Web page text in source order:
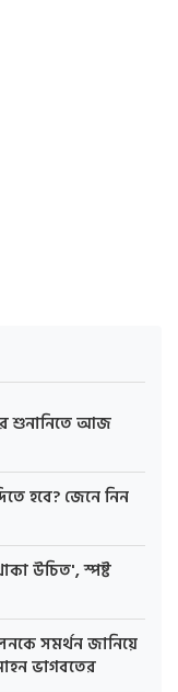
শুনানিতে আজ
হবে? জেনে নিন
উচিত', স্পষ্ট
সমর্থন জানিয়ে
ভাগবতের